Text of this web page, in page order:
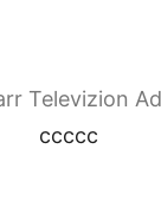
Televizion Ad
ccccc